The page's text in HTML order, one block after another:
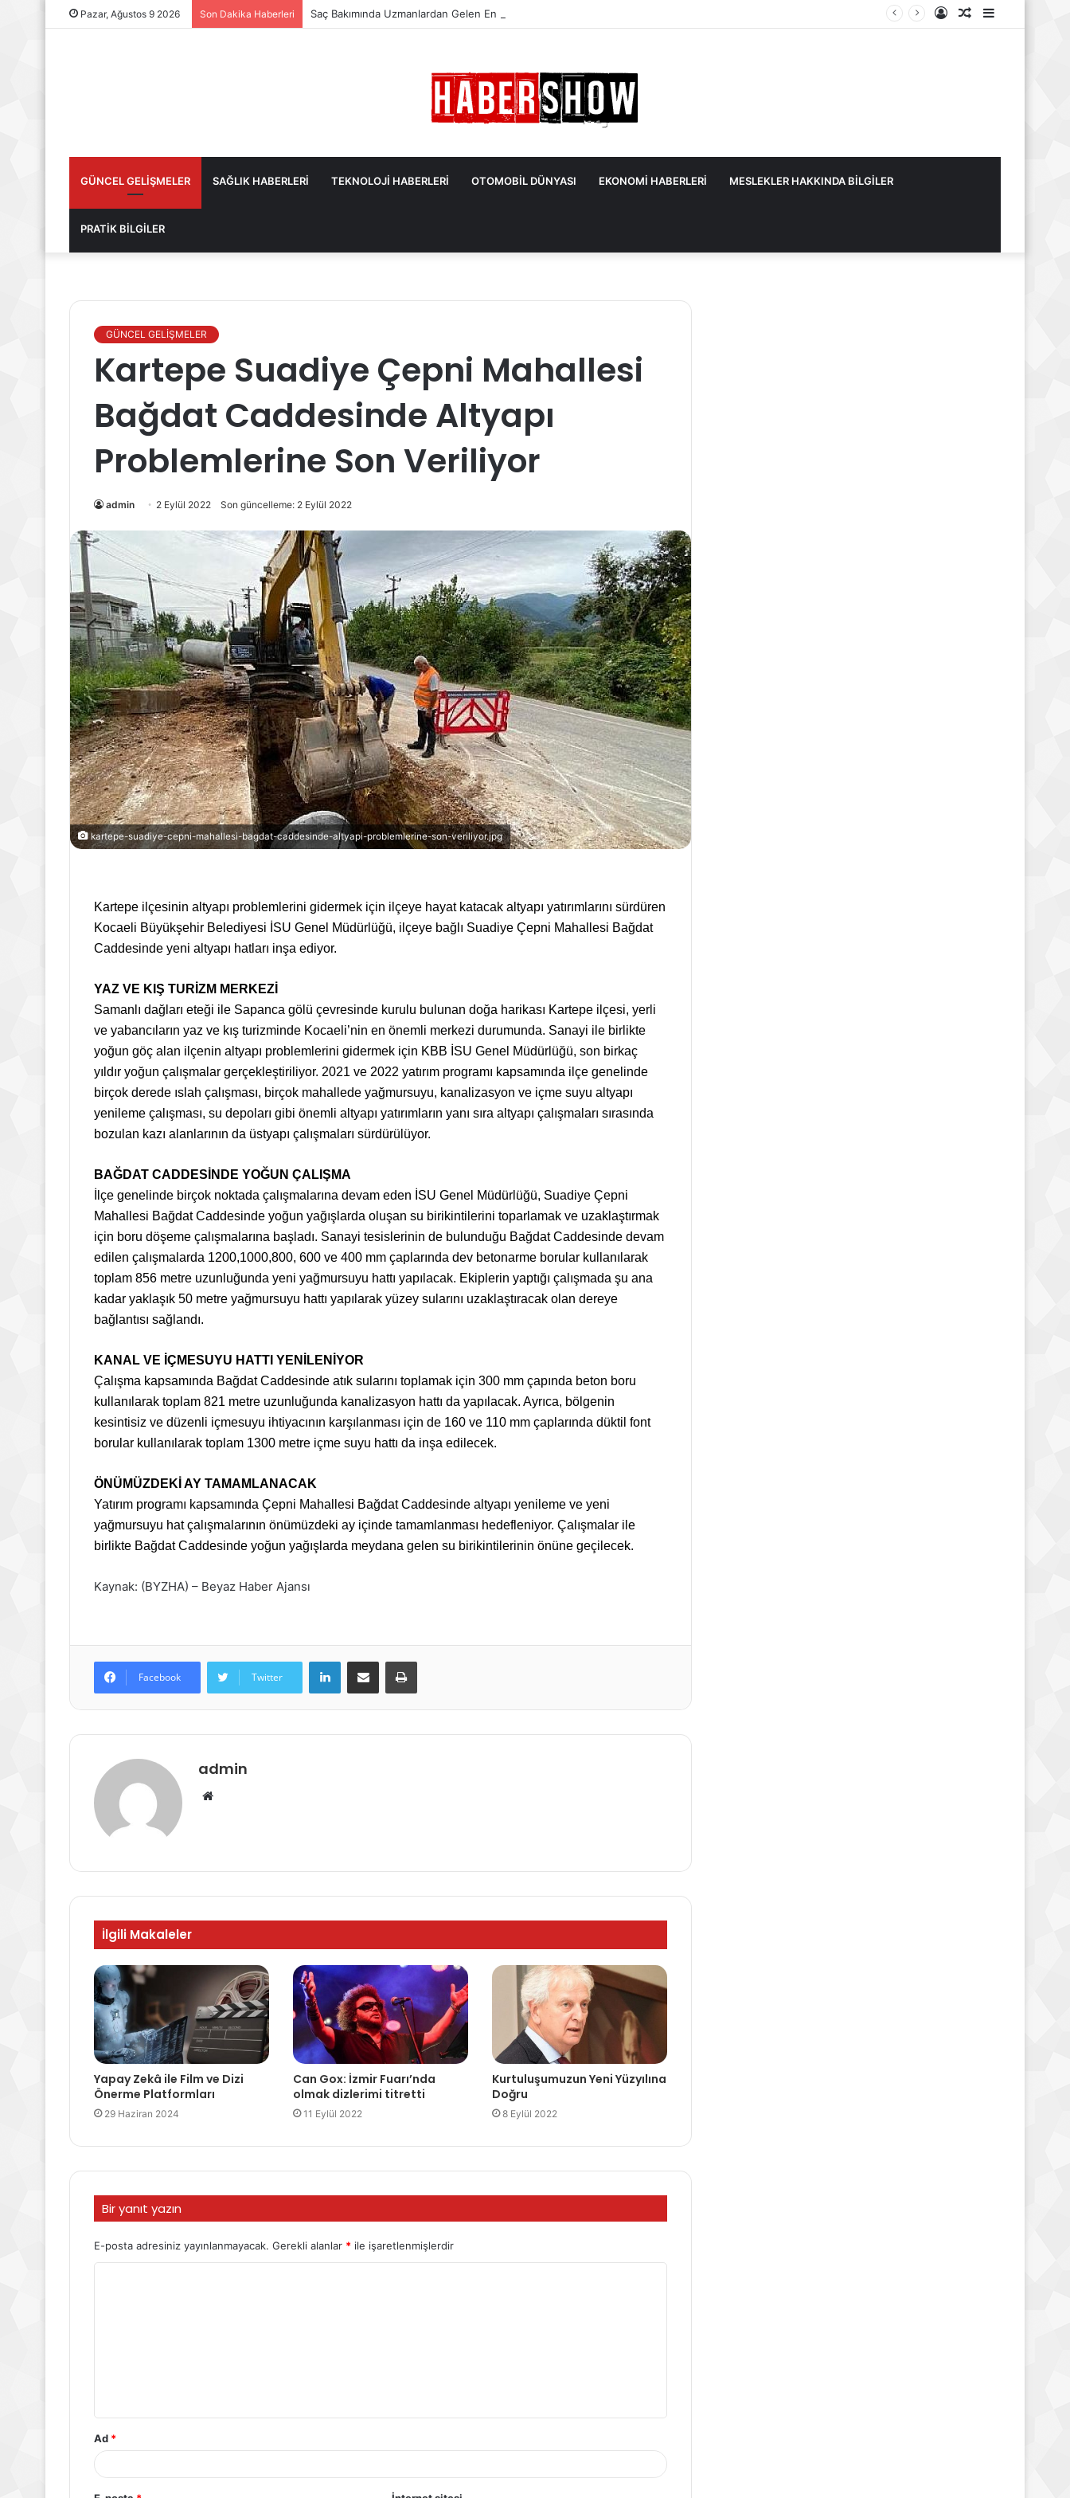
Pazar, Ağustos 9 2026 Son Dakika Haberleri Saç Bakımında Uzmanlardan Gelen En Önemli İpuçları
Kenar
Rastgele
Kayıt
GÜNCEL GELİŞMELER SAĞLIK HABERLERİ TEKNOLOJİ HABERLERİ OTOMOBİL DÜNYASI EKONOMİ HABERLERİ MESLEKLER HAKKINDA BİLGİLER
PRATİK BİLGİLER
GÜNCEL GELİŞMELER
Kartepe Suadiye Çepni Mahallesi
Bağdat Caddesinde Altyapı
Problemlerine Son Veriliyor
admin 2 Eylül 2022 Son güncelleme: 2 Eylül 2022
kartepe-suadiye-cepni-mahallesi-bagdat-caddesinde-altyapi-problemlerine-son-veriliyor.jpg
Kartepe ilçesinin altyapı problemlerini gidermek için ilçeye hayat katacak altyapı yatırımlarını sürdüren
Kocaeli Büyükşehir Belediyesi İSU Genel Müdürlüğü, ilçeye bağlı Suadiye Çepni Mahallesi Bağdat
Caddesinde yeni altyapı hatları inşa ediyor.
YAZ VE KIŞ TURİZM MERKEZİ
Samanlı dağları eteği ile Sapanca gölü çevresinde kurulu bulunan doğa harikası Kartepe ilçesi, yerli
ve yabancıların yaz ve kış turizminde Kocaeli’nin en önemli merkezi durumunda. Sanayi ile birlikte
yoğun göç alan ilçenin altyapı problemlerini gidermek için KBB İSU Genel Müdürlüğü, son birkaç
yıldır yoğun çalışmalar gerçekleştiriliyor. 2021 ve 2022 yatırım programı kapsamında ilçe genelinde
birçok derede ıslah çalışması, birçok mahallede yağmursuyu, kanalizasyon ve içme suyu altyapı
yenileme çalışması, su depoları gibi önemli altyapı yatırımların yanı sıra altyapı çalışmaları sırasında
bozulan kazı alanlarının da üstyapı çalışmaları sürdürülüyor.
BAĞDAT CADDESİNDE YOĞUN ÇALIŞMA
İlçe genelinde birçok noktada çalışmalarına devam eden İSU Genel Müdürlüğü, Suadiye Çepni
Mahallesi Bağdat Caddesinde yoğun yağışlarda oluşan su birikintilerini toparlamak ve uzaklaştırmak
için boru döşeme çalışmalarına başladı. Sanayi tesislerinin de bulunduğu Bağdat Caddesinde devam
edilen çalışmalarda 1200,1000,800, 600 ve 400 mm çaplarında dev betonarme borular kullanılarak
toplam 856 metre uzunluğunda yeni yağmursuyu hattı yapılacak. Ekiplerin yaptığı çalışmada şu ana
kadar yaklaşık 50 metre yağmursuyu hattı yapılarak yüzey sularını uzaklaştıracak olan dereye
bağlantısı sağlandı.
KANAL VE İÇMESUYU HATTI YENİLENİYOR
Çalışma kapsamında Bağdat Caddesinde atık sularını toplamak için 300 mm çapında beton boru
kullanılarak toplam 821 metre uzunluğunda kanalizasyon hattı da yapılacak. Ayrıca, bölgenin
kesintisiz ve düzenli içmesuyu ihtiyacının karşılanması için de 160 ve 110 mm çaplarında düktil font
borular kullanılarak toplam 1300 metre içme suyu hattı da inşa edilecek.
ÖNÜMÜZDEKİ AY TAMAMLANACAK
Yatırım programı kapsamında Çepni Mahallesi Bağdat Caddesinde altyapı yenileme ve yeni
yağmursuyu hat çalışmalarının önümüzdeki ay içinde tamamlanması hedefleniyor. Çalışmalar ile
birlikte Bağdat Caddesinde yoğun yağışlarda meydana gelen su birikintilerinin önüne geçilecek.
Kaynak: (BYZHA) – Beyaz Haber Ajansı
Facebook Twitter
LinkedInE-Posta ile paylaş Yazdır
admin
Web
İlgili Makaleler
Yapay Zekâ ile Film ve Dizi
Önerme Platformları
29 Haziran 2024
Can Gox: İzmir Fuarı’nda
olmak dizlerimi titretti
11 Eylül 2022
Kurtuluşumuzun Yeni Yüzyılına
Doğru
8 Eylül 2022
Bir yanıt yazın
E-posta adresiniz yayınlanmayacak. Gerekli alanlar * ile işaretlenmişlerdir
Ad *